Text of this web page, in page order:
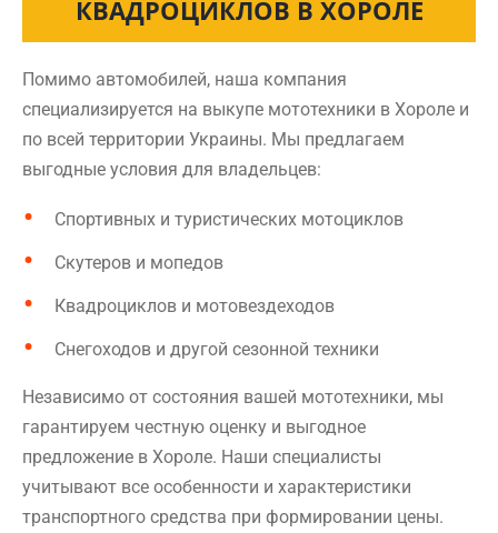
КВАДРОЦИКЛОВ В ХОРОЛЕ
Помимо автомобилей, наша компания
специализируется на выкупе мототехники в Хороле и
по всей территории Украины. Мы предлагаем
выгодные условия для владельцев:
Спортивных и туристических мотоциклов
Скутеров и мопедов
Квадроциклов и мотовездеходов
Снегоходов и другой сезонной техники
Независимо от состояния вашей мототехники, мы
гарантируем честную оценку и выгодное
предложение в Хороле. Наши специалисты
учитывают все особенности и характеристики
транспортного средства при формировании цены.